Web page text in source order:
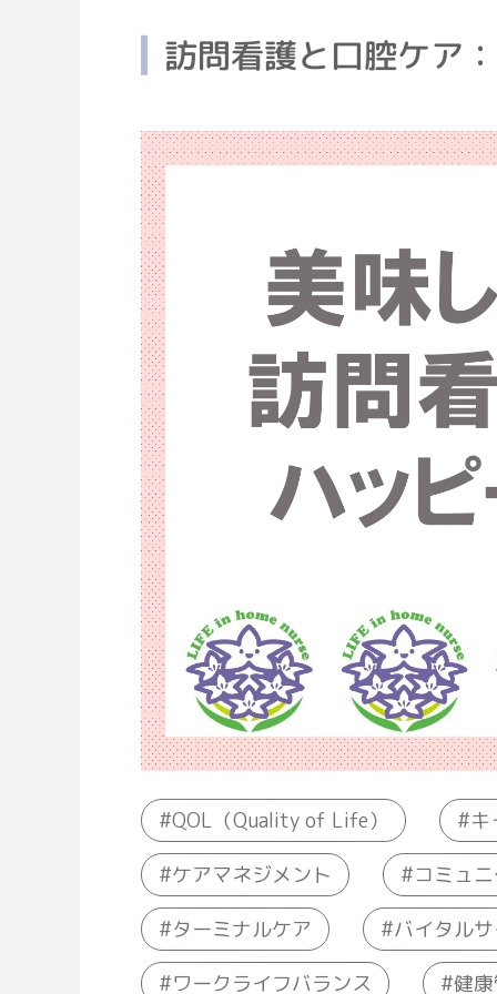
訪問看護と口腔ケア
QOL（Quality of Life） キ
ケアマネジメント コミュ
ターミナルケア バイタル
ワークライフバランス 健